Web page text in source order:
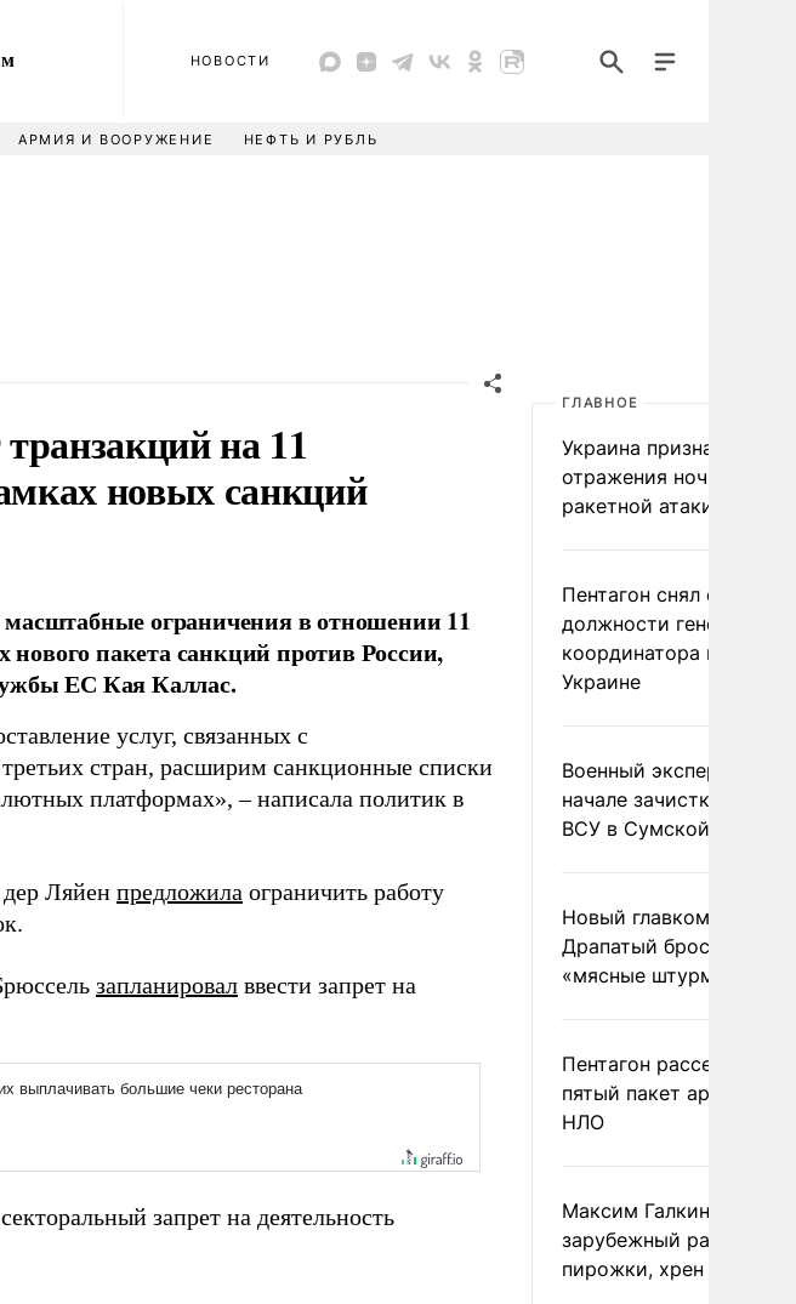
НОВОСТИ
АРМИЯ И ВООРУЖЕНИЕ НЕФТЬ И РУБЛЬ
на 11
новых санкций
ограничения в отношении 11
пакета санкций против России,
ЕС Кая Каллас.
услуг, связанных с
стран, расширим санкционные списки
платформах», – написала политик в
Ляйен предложила ограничить работу
запланировал ввести запрет на
запрет на деятельность
ГЛАВНОЕ
Украина признала
отражения ночной
ракетной атаки
Пентагон снял с
должности генерала-
координатора помощи
Украине
Военный эксперт
начале зачистки
ВСУ в Сумской области
Новый главком ВСУ
Драпатый бросил
«мясные штурмы»
Пентагон рассекретил
пятый пакет архивов с
НЛО
Максим Галкин
зарубежный райдер
пирожки, хрен и морс